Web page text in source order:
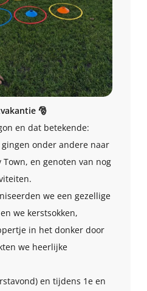
🎅
en dat betekende:
onder andere naar
Town, en genoten van nog
we een gezellige
we kerstsokken,
in het donker door
we heerlijke
en tijdens 1e en